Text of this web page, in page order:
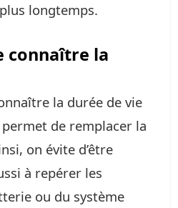
longtemps.
connaître la
la durée de vie
de remplacer la
on évite d’être
à repérer les
ou du système